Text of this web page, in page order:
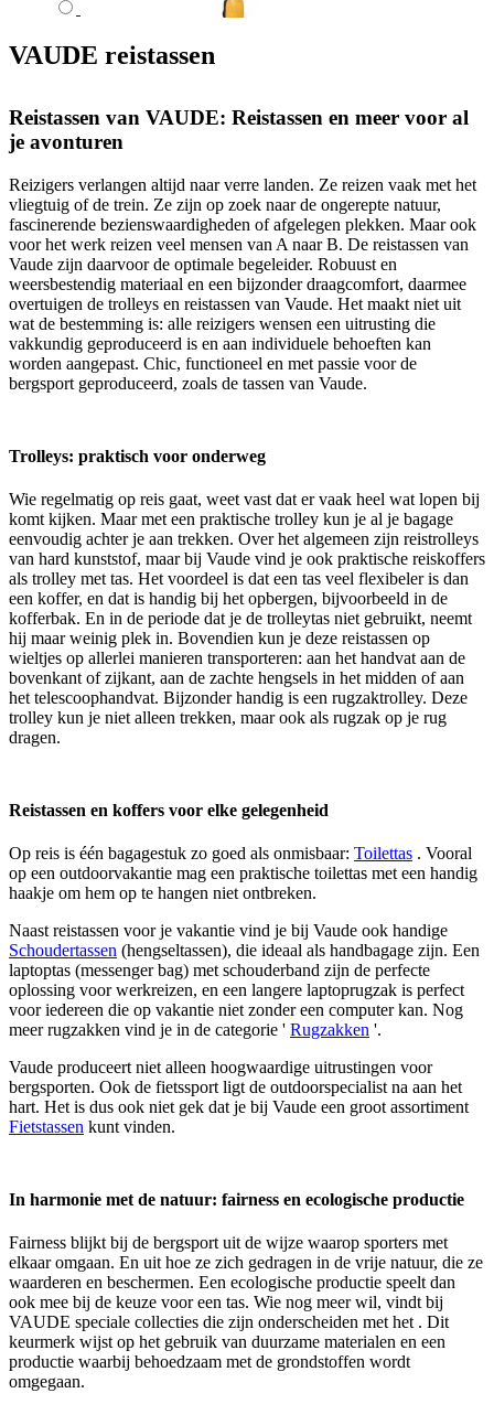
VAUDE reistassen
Reistassen van VAUDE: Reistassen en meer voor al
je avonturen
Reizigers verlangen altijd naar verre landen. Ze reizen vaak met het
vliegtuig of de trein. Ze zijn op zoek naar de ongerepte natuur,
fascinerende bezienswaardigheden of afgelegen plekken. Maar ook
voor het werk reizen veel mensen van A naar B. De reistassen van
Vaude zijn daarvoor de optimale begeleider. Robuust en
weersbestendig materiaal en een bijzonder draagcomfort, daarmee
overtuigen de trolleys en reistassen van Vaude. Het maakt niet uit
wat de bestemming is: alle reizigers wensen een uitrusting die
vakkundig geproduceerd is en aan individuele behoeften kan
worden aangepast. Chic, functioneel en met passie voor de
bergsport geproduceerd, zoals de tassen van Vaude.
Trolleys: praktisch voor onderweg
Wie regelmatig op reis gaat, weet vast dat er vaak heel wat lopen bij
komt kijken. Maar met een praktische trolley kun je al je bagage
eenvoudig achter je aan trekken. Over het algemeen zijn reistrolleys
van hard kunststof, maar bij Vaude vind je ook praktische reiskoffers
als trolley met tas. Het voordeel is dat een tas veel flexibeler is dan
een koffer, en dat is handig bij het opbergen, bijvoorbeeld in de
kofferbak. En in de periode dat je de trolleytas niet gebruikt, neemt
hij maar weinig plek in. Bovendien kun je deze reistassen op
wieltjes op allerlei manieren transporteren: aan het handvat aan de
bovenkant of zijkant, aan de zachte hengsels in het midden of aan
het telescoophandvat. Bijzonder handig is een rugzaktrolley. Deze
trolley kun je niet alleen trekken, maar ook als rugzak op je rug
dragen.
Reistassen en koffers voor elke gelegenheid
Op reis is één bagagestuk zo goed als onmisbaar: Toilettas . Vooral
op een outdoorvakantie mag een praktische toilettas met een handig
haakje om hem op te hangen niet ontbreken.
Naast reistassen voor je vakantie vind je bij Vaude ook handige
Schoudertassen (hengseltassen), die ideaal als handbagage zijn. Een
laptoptas (messenger bag) met schouderband zijn de perfecte
oplossing voor werkreizen, en een langere laptoprugzak is perfect
voor iedereen die op vakantie niet zonder een computer kan. Nog
meer rugzakken vind je in de categorie ' Rugzakken '.
Vaude produceert niet alleen hoogwaardige uitrustingen voor
bergsporten. Ook de fietssport ligt de outdoorspecialist na aan het
hart. Het is dus ook niet gek dat je bij Vaude een groot assortiment
Fietstassen kunt vinden.
In harmonie met de natuur: fairness en ecologische productie
Fairness blijkt bij de bergsport uit de wijze waarop sporters met
elkaar omgaan. En uit hoe ze zich gedragen in de vrije natuur, die ze
waarderen en beschermen. Een ecologische productie speelt dan
ook mee bij de keuze voor een tas. Wie nog meer wil, vindt bij
VAUDE speciale collecties die zijn onderscheiden met het . Dit
keurmerk wijst op het gebruik van duurzame materialen en een
productie waarbij behoedzaam met de grondstoffen wordt
omgegaan.